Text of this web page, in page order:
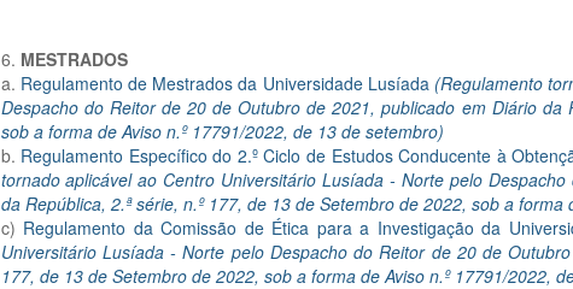
6. MESTRADOS
a. Regulamento de Mestrados da Universidade Lusíada (Regulamento
Despacho do Reitor de 20 de Outubro de 2021, publicado em Diário
sob a forma de Aviso n.º 17791/2022, de 13 de setembro)
b. Regulamento Específico do 2.º Ciclo de Estudos Conducente à
tornado aplicável ao Centro Universitário Lusíada - Norte pelo
da República, 2.ª série, n.º 177, de 13 de Setembro de 2022, sob a
c) Regulamento da Comissão de Ética para a Investigação da
Universitário Lusíada - Norte pelo Despacho do Reitor de 20 de
177, de 13 de Setembro de 2022, sob a forma de Aviso n.º 17791/2022,